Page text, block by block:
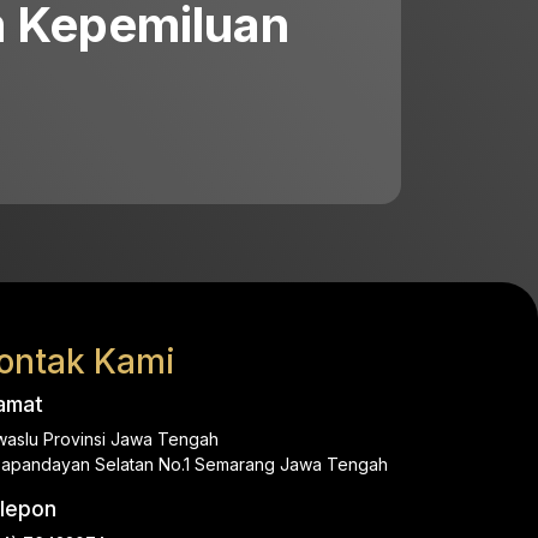
Kepemiluan
Kami
Provinsi Jawa Tengah
Selatan No.1 Semarang Jawa Tengah